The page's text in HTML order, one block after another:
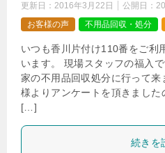
更新日： 2016年3月22日 公開日：
お客様の声
不用品回収・処分
いつも香川片付け110番をご利
います。 現場スタッフの福入
家の不用品回収処分に行って
様よりアンケートを頂きまし
[…]
続きを